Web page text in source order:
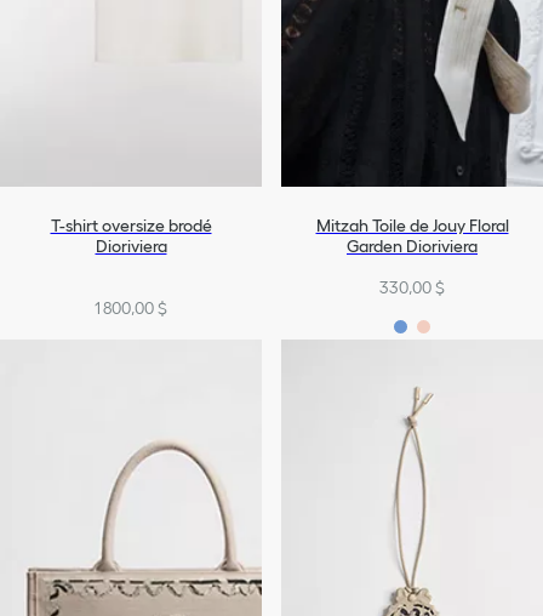
T-shirt oversize brodé
Dioriviera
1 800,00 $
Mitzah Toile de Jouy Floral
Garden Dioriviera
330,00 $